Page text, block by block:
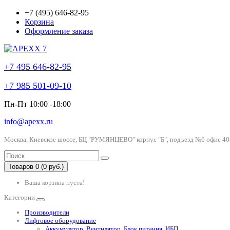
+7 (495) 646-82-95
Корзина
Оформление заказа
+7 495 646-82-95
+7 985 501-09-10
Пн-Пт 10:00 -18:00
info@apexx.ru
Москва, Киевское шоссе, БЦ "РУМЯНЦЕВО" корпус "Б", подъезд №6 офис
Товаров 0 (0 руб.)
Ваша корзина пуста!
Категории
Производители
Лифтовое оборудование